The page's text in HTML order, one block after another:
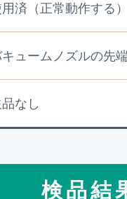
済（正常動作する）
ュームノズルの先
なし
検品結